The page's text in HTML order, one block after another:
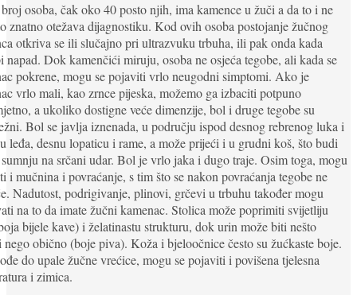
osoba, čak oko 40 posto njih, ima kamence u žuči a da to i ne
znatno otežava dijagnostiku. Kod ovih osoba postojanje žučnog
otkriva se ili slučajno pri ultrazvuku trbuha, ili pak onda kada
napad. Dok kamenčići miruju, osoba ne osjeća tegobe, ali kada se
pokrene, mogu se pojaviti vrlo neugodni simptomi. Ako je
vrlo mali, kao zrnce pijeska, možemo ga izbaciti potpuno
a ukoliko dostigne veće dimenzije, bol i druge tegobe su
Bol se javlja iznenada, u području ispod desnog rebrenog luka i
leđa, desnu lopaticu i rame, a može prijeći i u grudni koš, što budi
na srčani udar. Bol je vrlo jaka i dugo traje. Osim toga, mogu
i mučnina i povraćanje, s tim što se nakon povraćanja tegobe ne
Nadutost, podrigivanje, plinovi, grčevi u trbuhu također mogu
na to da imate žučni kamenac. Stolica može poprimiti svijetliju
bijele kave) i želatinastu strukturu, dok urin može biti nešto
nego obično (boje piva). Koža i bjeloočnice često su žućkaste boje.
do upale žučne vrećice, mogu se pojaviti i povišena tjelesna
i zimica.